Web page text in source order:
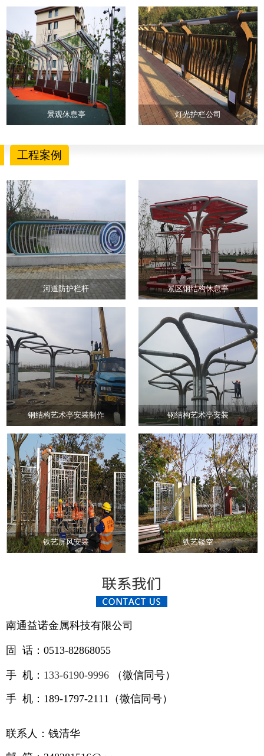
景观休息亭 灯光护栏公司
工程案例
河道防护栏杆 景区钢结构休息亭
钢结构艺术亭安装制作 钢结构艺术亭安装
铁艺屏风安装 铁艺镂空
南通益诺金属科技有限公司
固 话：0513-82868055
手 机： 133-6190-9996 （微信同号）
手 机：189-1797-2111（微信同号）
联系人：钱清华